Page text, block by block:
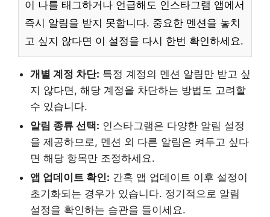
이 나를 태그하거나 언급해도 인스타그램 앱에서
즉시 알림을 받지 못합니다. 중요한 멘션을 놓치
고 싶지 않다면 이 설정을 다시 한번 확인하세요.
개별 계정 차단: 특정 계정의 멘션 알림만 받고 싶
지 않다면, 해당 계정을 차단하는 방법도 고려할
수 있습니다.
알림 종류 선택: 인스타그램은 다양한 알림 설정
을 제공하므로, 멘션 외 다른 알림은 켜두고 싶다
면 해당 항목만 조정하세요.
앱 업데이트 확인: 간혹 앱 업데이트 이후 설정이
초기화되는 경우가 있습니다. 정기적으로 알림
설정을 확인하는 습관을 들이세요.